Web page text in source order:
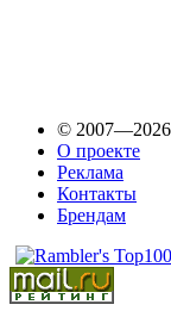
© 2007—2026
О проекте
Реклама
Контакты
Брендам